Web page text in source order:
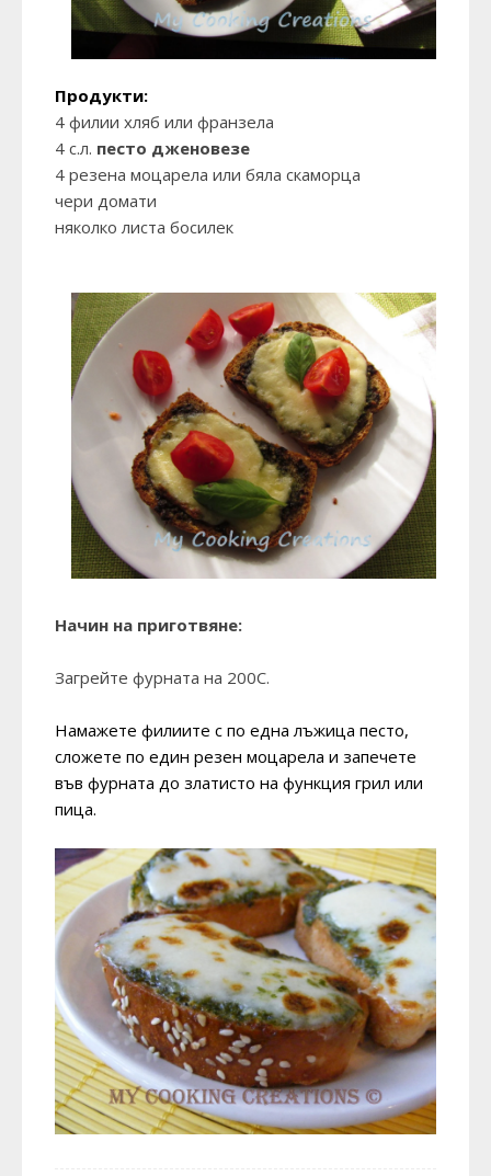
Продукти:
4 филии хляб или франзела
4 с.л. песто дженовезе
4 резена моцарела или бяла скаморца
чери домати
няколко листа босилек
Начин на приготвяне:
Загрейте фурната на 200С.
Намажете филиите с по една лъжица песто,
сложете по един резен моцарела и запечете
във фурната до златисто на функция грил или
пица.